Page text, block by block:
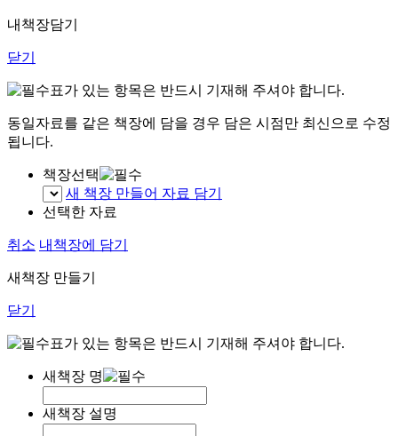
내책장담기
닫기
표가 있는 항목은 반드시 기재해 주셔야 합니다.
동일자료를 같은 책장에 담을 경우 담은 시점만 최신으로 수정
됩니다.
책장선택
새 책장 만들어 자료 담기
선택한 자료
취소 내책장에 담기
새책장 만들기
닫기
표가 있는 항목은 반드시 기재해 주셔야 합니다.
새책장 명
새책장 설명